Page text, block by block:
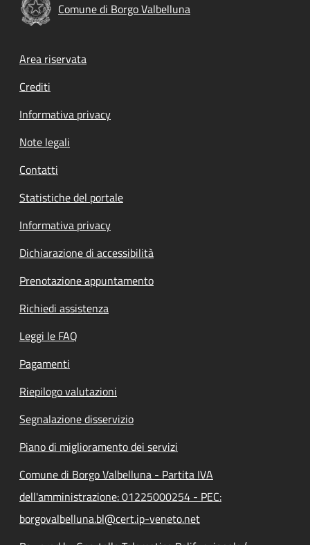
Comune di Borgo Valbelluna
Footer menu
Area riservata
Crediti
Informativa privacy
Note legali
Contatti
Statistiche del portale
Informativa privacy
Dichiarazione di accessibilità
Prenotazione appuntamento
Richiedi assistenza
Leggi le FAQ
Pagamenti
Riepilogo valutazioni
Segnalazione disservizio
Piano di miglioramento dei servizi
Comune di Borgo Valbelluna - Partita IVA
dell'amministrazione: 01225000254 - PEC:
borgovalbelluna.bl@cert.ip-veneto.net